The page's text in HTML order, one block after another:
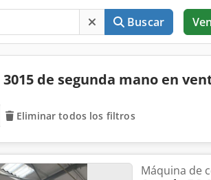
Buscar
de segunda mano en
Eliminar todos los filtros
Máquina de